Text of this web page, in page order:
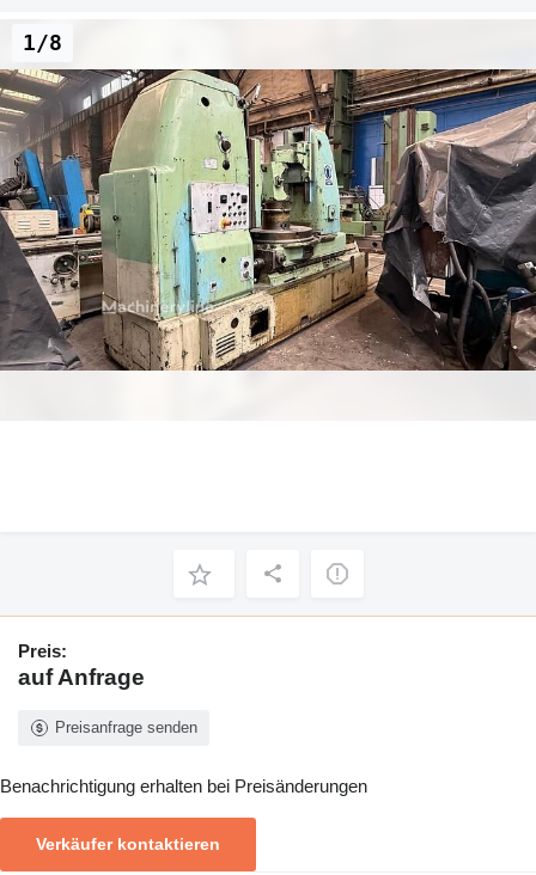
1/8
Preis:
auf Anfrage
Preisanfrage senden
Benachrichtigung erhalten bei Preisänderungen
Verkäufer kontaktieren